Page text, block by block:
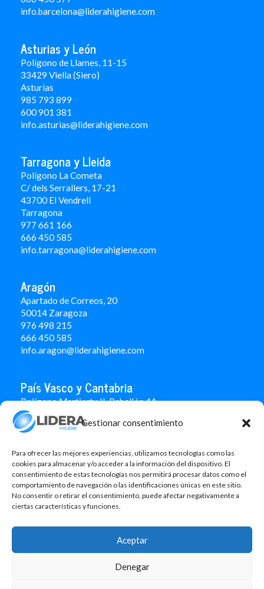
Gestionar consentimiento
Para ofrecer las mejores experiencias, utilizamos tecnologías como las
cookies para almacenar y/o acceder a la información del dispositivo. El
consentimiento de estas tecnologías nos permitirá procesar datos como el
comportamiento de navegación o las identificaciones únicas en este sitio.
No consentir o retirar el consentimiento, puede afectar negativamente a
ciertas características y funciones.
Aceptar
Denegar
info.barcelona@liderahigiene.com
Asturias y León
Polígono de Llames, 11-15
33429 Viella (Siero)
Asturias
985 793 899
600 901 381
info.asturias@liderahigiene.com
Tarragona y Lleida
Polígono La Cometa
C/ dels Serrallers, 17-21
43700 El Vendrell
Tarragona
977 661 166
666 450 585
info.tarragona@liderahigiene.com
Aragón
Apartado de Correos, 20
50014 Zaragoza
976 498 215
666 450 585
info.aragon@liderahigiene.com
País Vasco y Cantabria
Polígono Martiartu II. Pabellón 4A
48480 Arrigorriaga
Bizkaia
666 451 184
info.paisvasco@liderahigiene.com
Linked In